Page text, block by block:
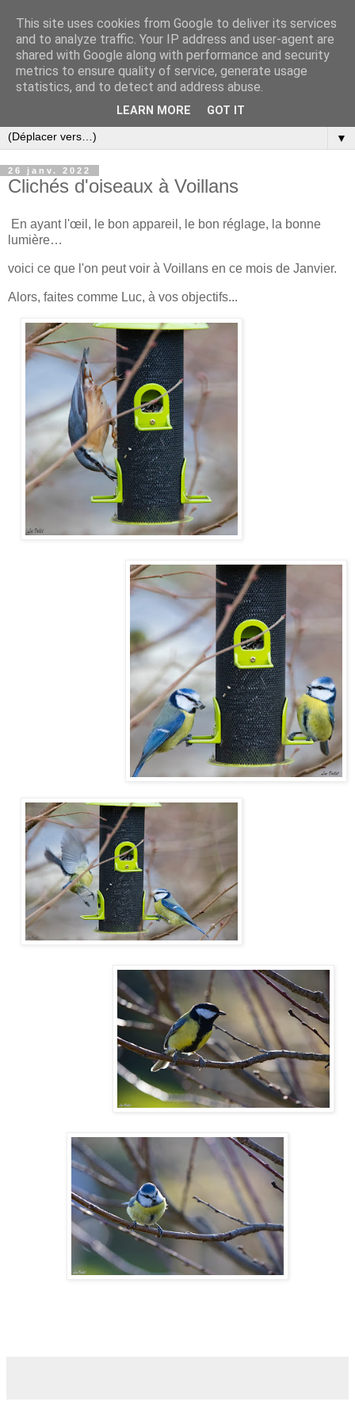
▼
26 janv. 2022
Clichés d'oiseaux à Voillans
En ayant l'œil, le bon appareil, le bon réglage, la bonne
lumière…
voici ce que l'on peut voir à Voillans en ce mois de Janvier.
Alors, faites comme Luc, à vos objectifs...
This site uses cookies from Google to deliver its services
and to analyze traffic. Your IP address and user-agent are
shared with Google along with performance and security
metrics to ensure quality of service, generate usage
statistics, and to detect and address abuse.
LEARN MORE GOT IT